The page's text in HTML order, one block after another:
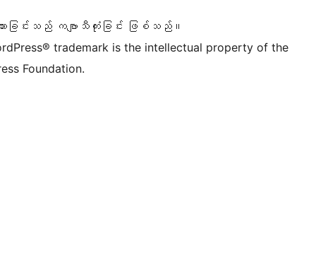
ားခြင်းသည် ကဗျာသီကုံးခြင်း ဖြစ်သည်။
trademark is the intellectual property of the
Foundation.